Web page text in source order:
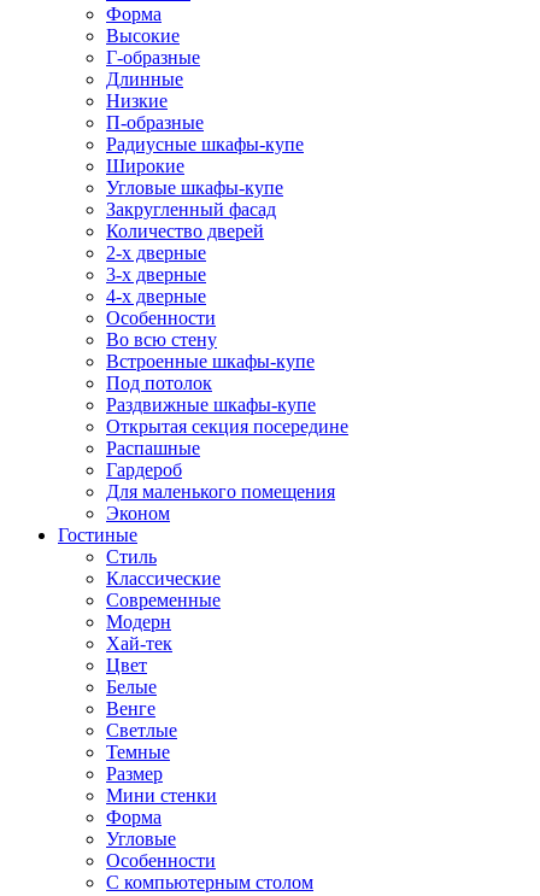
Форма
Высокие
Г-образные
Длинные
Низкие
П-образные
Радиусные шкафы-купе
Широкие
Угловые шкафы-купе
Закругленный фасад
Количество дверей
2-х дверные
3-х дверные
4-х дверные
Особенности
Во всю стену
Встроенные шкафы-купе
Под потолок
Раздвижные шкафы-купе
Открытая секция посередине
Распашные
Гардероб
Для маленького помещения
Эконом
Гостиные
Стиль
Классические
Современные
Модерн
Хай-тек
Цвет
Белые
Венге
Светлые
Темные
Размер
Мини стенки
Форма
Угловые
Особенности
С компьютерным столом